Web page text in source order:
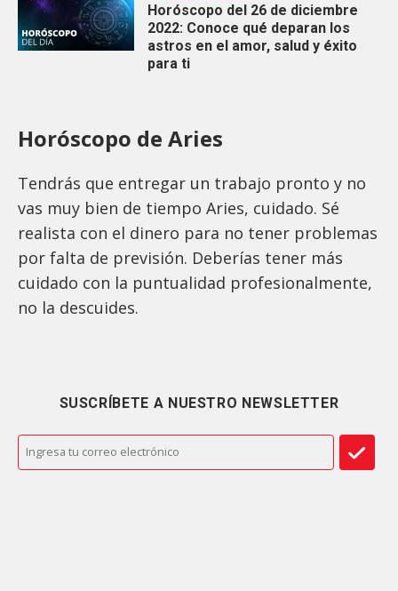
Horóscopo del 26 de diciembre
2022: Conoce qué deparan los
astros en el amor, salud y éxito
para ti
Horóscopo de Aries
Tendrás que entregar un trabajo pronto y no
vas muy bien de tiempo Aries, cuidado. Sé
realista con el dinero para no tener problemas
por falta de previsión. Deberías tener más
cuidado con la puntualidad profesionalmente,
no la descuides.
SUSCRÍBETE A NUESTRO NEWSLETTER